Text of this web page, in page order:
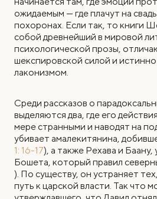
ожидаемым — где плачут на
похоронах. Если так, то книги
собой древнейший в мировой
психологической прозы,
шекспировской силой и
лаконизмом.
Среди рассказов о
выделяются два, где его
мере странными и наводят на
убивает амалекитянина,
1: 16-17), а также Рехава и
Бошета, который правил
). По существу, он устраняет
путь к царской власти. Так что